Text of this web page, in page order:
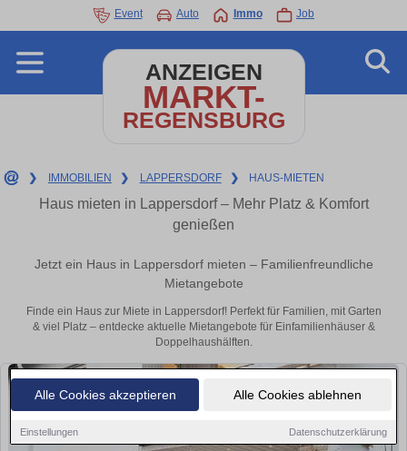
Alle Cookies akzeptieren Alle Cookies ablehnen
Einstellungen Datenschutzerklärung
Event Auto Immo Job
ANZEIGEN
MARKT-
REGENSBURG
❯ IMMOBILIEN ❯ LAPPERSDORF ❯ HAUS-MIETEN
Haus mieten in Lappersdorf – Mehr Platz & Komfort
genießen
Jetzt ein Haus in Lappersdorf mieten – Familienfreundliche
Mietangebote
Finde ein Haus zur Miete in Lappersdorf! Perfekt für Familien, mit Garten
& viel Platz – entdecke aktuelle Mietangebote für Einfamilienhäuser &
Doppelhaushälften.